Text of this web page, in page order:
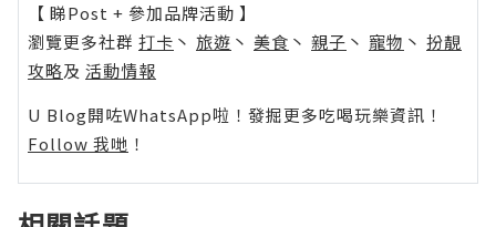
【 睇Post + 參加品牌活動 】
瀏覽更多社群 打卡 丶 旅遊 丶 美食 丶 親子 丶 寵物 丶 扮靚
攻略及 活動情報
U Blog開咗WhatsApp啦！發掘更多吃喝玩樂資訊！
Follow 我哋 ！